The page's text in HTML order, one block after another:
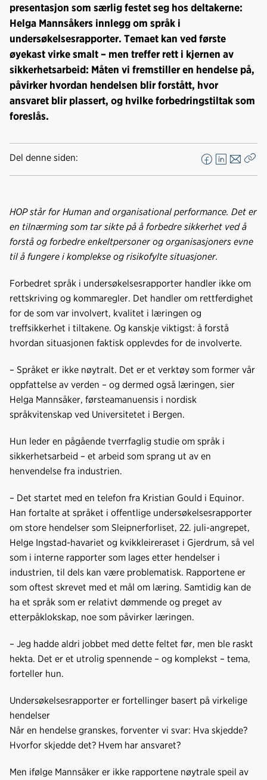
presentasjon som særlig festet seg hos deltakerne:
Helga Mannsåkers innlegg om språk i
undersøkelsesrapporter. Temaet kan ved første
øyekast virke smalt – men treffer rett i kjernen av
sikkerhetsarbeid: Måten vi fremstiller en hendelse på,
påvirker hvordan hendelsen blir forstått, hvor
ansvaret blir plassert, og hvilke forbedringstiltak som
foreslås.
Del denne siden:
F
a
e
b
o
L
i
k
e
d
E
-
o
s
t
HOP står for Human and organisational performance. Det er
en tilnærming som tar sikte på å forbedre sikkerhet ved å
forstå og forbedre enkeltpersoner og organisasjoners evne
til å fungere i komplekse og risikofylte situasjoner.
Forbedret språk i undersøkelsesrapporter handler ikke om
rettskriving og kommaregler. Det handler om rettferdighet
for de som var involvert, kvalitet i læringen og
treffsikkerhet i tiltakene. Og kanskje viktigst: å forstå
hvordan situasjonen faktisk opplevdes for de involverte.
– Språket er ikke nøytralt. Det er et verktøy som former vår
oppfattelse av verden – og dermed også læringen, sier
Helga Mannsåker, førsteamanuensis i nordisk
språkvitenskap ved Universitetet i Bergen.
Hun leder en pågående tverrfaglig studie om språk i
sikkerhetsarbeid – et arbeid som sprang ut av en
henvendelse fra industrien.
– Det startet med en telefon fra Kristian Gould i Equinor.
Han fortalte at språket i offentlige undersøkelsesrapporter
om store hendelser som Sleipnerforliset, 22. juli-angrepet,
Helge Ingstad-havariet og kvikkleireraset i Gjerdrum, så vel
som i interne rapporter som lages etter hendelser i
industrien, til dels kan være problematisk. Rapportene er
som oftest skrevet med et mål om læring. Samtidig kan de
ha et språk som er relativt dømmende og preget av
etterpåklokskap, noe som påvirker læringen.
– Jeg hadde aldri jobbet med dette feltet før, men ble raskt
hekta. Det er et utrolig spennende – og komplekst – tema,
forteller hun.
Undersøkelsesrapporter er fortellinger basert på virkelige
hendelser
Når en hendelse granskes, forventer vi svar: Hva skjedde?
Hvorfor skjedde det? Hvem har ansvaret?
Men ifølge Mannsåker er ikke rapportene nøytrale speil av